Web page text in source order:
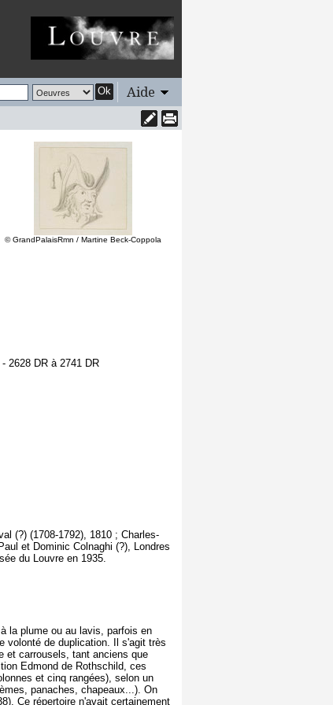
Ok Aide
© GrandPalaisRmn / Martine Beck-Coppola
2628 DR à 2741 DR
(?) (1708-1792), 1810 ; Charles-
et Dominic Colnaghi (?), Londres
du Louvre en 1935.
la plume ou au lavis, parfois en
volonté de duplication. Il s'agit très
et carrousels, tant anciens que
Edmond de Rothschild, ces
et cinq rangées), selon un
panaches, chapeaux...). On
Ce répertoire n'avait certainement